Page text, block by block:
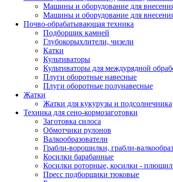
Машины и оборудование для
Машины и оборудование для
Почво-обрабатывающая техника
Подборщик камней
Глубокорыхлители, чизели
Катки
Культиваторы
Культиваторы для междурядной
Плуги оборотные навесные
Плуги оборотные полунавесные
Жатки
Жатки для кукурузы и подсолнечника
Техника для сено-кормозаготовки
Заготовка силоса
Обмотчики рулонов
Валкообразователи
Грабли-ворошилки, грабли-
Косилки барабанные
Косилки роторные, косилки -
Пресс подборщики тюковые